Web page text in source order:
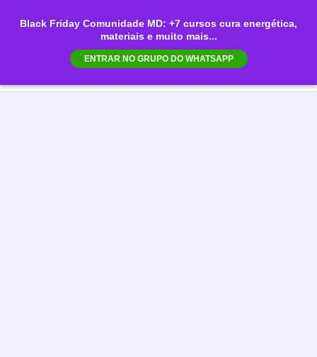
Black Friday Comunidade MD: +7 cursos cura energética,
materiais e muito mais...
ENTRAR NO GRUPO DO WHATSAPP
para